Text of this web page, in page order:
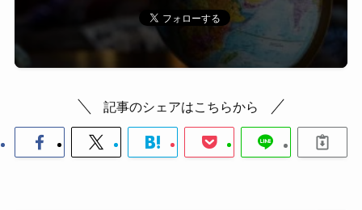
記事のシェアはこちらから